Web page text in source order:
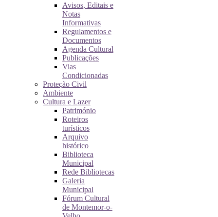
Avisos, Editais e
Notas
Informativas
Regulamentos e
Documentos
Agenda Cultural
Publicações
Vias
Condicionadas
Proteção Civil
Ambiente
Cultura e Lazer
Património
Roteiros
turísticos
Arquivo
histórico
Biblioteca
Municipal
Rede Bibliotecas
Galeria
Municipal
Fórum Cultural
de Montemor-o-